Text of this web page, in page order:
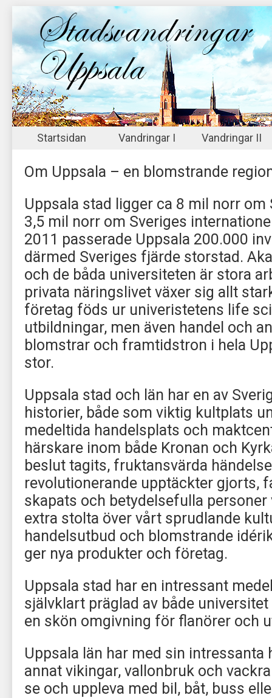
Startsidan Vandringar I Vandringar II
Om Uppsala – en blomstrande
Uppsala stad ligger ca 8 mil norr
3,5 mil norr om Sveriges
2011 passerade Uppsala 200.000
därmed Sveriges fjärde storstad.
och de båda universiteten är stora
privata näringslivet växer sig allt
företag föds ur univeristetens life
utbildningar, men även handel och
blomstrar och framtidstron i hela
stor.
Uppsala stad och län har en av
historier, både som viktig kultplats
medeltida handelsplats och
härskare inom både Kronan och
beslut tagits, fruktansvärda
revolutionerande upptäckter gjorts,
skapats och betydelsefulla personer
extra stolta över vårt sprudlande
handelsutbud och blomstrande
ger nya produkter och företag.
Uppsala stad har en intressant
självklart präglad av både
en skön omgivning för flanörer och
Uppsala län har med sin intressanta
annat vikingar, vallonbruk och
se och uppleva med bil, båt, buss